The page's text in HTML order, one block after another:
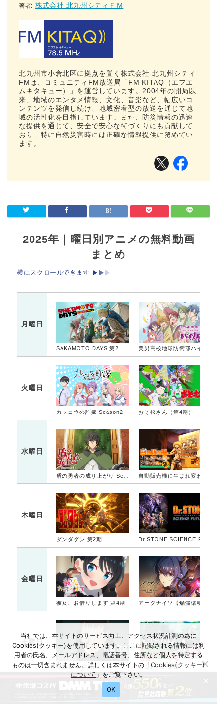
著者: 株式会社 北九州シティＦＭ
北九州市小倉北区に拠点を置く株式会社 北九州シティ
FMは、コミュニティFM放送局「FM KITAQ（エフエ
ムキタキュー）」を運営しています。2004年の開局以
来、地域のエンタメ情報、文化、音楽など、幅広いコ
ンテンツを発信し続け、地域密着型の放送を通じて地
域の活性化を目指しています。また、防災情報の迅速
な提供を通じて、安全で安心な街づくりにも貢献して
おり、特に自然災害時には正確な情報提供に努めてい
ます。
2025年｜曜日別アニメの無料動画
まとめ
横にスクロールできます
月曜日
SAKAMOTO DAYS 第2クール
火曜日
カッコウの許嫁 Season2 おそ松さん（第4期）
水曜日
盾の勇者の成り上がり Season 4
木曜日
ダンダダン 第2期
金曜日
彼女、お借りします 第4期
土曜日
怪獣８号 第2期 タコピーの原罪
当社では、本サイトのサービス向上、アクセス状況計測の為に
Cookies(クッキー)を使用しています。ここに記録される情報には利
用者の氏名、メールアドレス、電話番号、住所など個人を特定する
ものは一切含まれません。詳しくは本サイトの「Cookies(クッキー)
について 」をご覧下さい。
OK